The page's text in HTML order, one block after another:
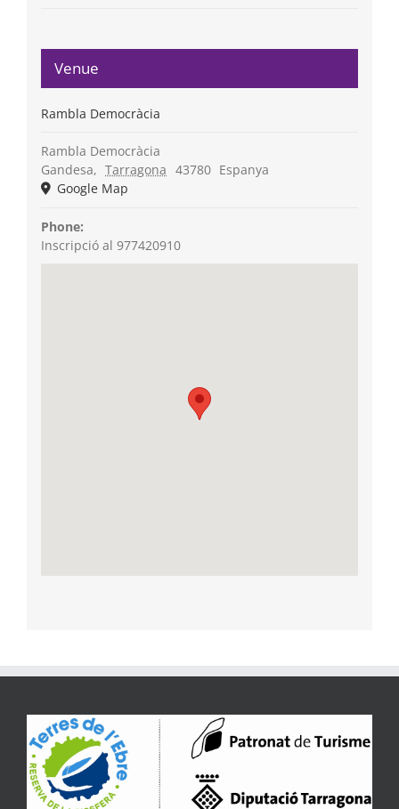
Venue
Rambla Democràcia
Rambla Democràcia
Gandesa, Tarragona 43780 Espanya
Google Map
Phone:
Inscripció al 977420910